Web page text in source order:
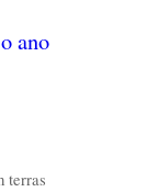
ano
terras